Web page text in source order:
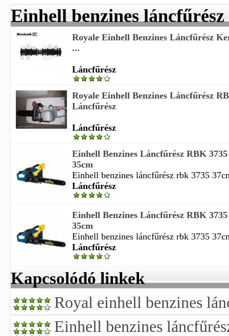
Einhell benzines láncfűrész
Royale Einhell Benzines Láncfűrész
...
Láncfűrész
Royale Einhell Benzines Láncfűrész
Láncfűrész
Láncfűrész
Einhell Benzines Láncfűrész RBK
35cm
Einhell benzines láncfűrész rbk 3735
Láncfűrész
Einhell Benzines Láncfűrész RBK
35cm
Einhell benzines láncfűrész rbk 3735
Láncfűrész
Kapcsolódó linkek
Royal einhell benzines
Einhell benzines